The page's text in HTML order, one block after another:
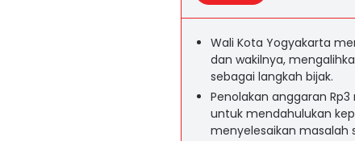
Wali Kota Yogyakarta
dan wakilnya,
sebagai langkah bijak.
Penolakan anggaran
untuk mendahulukan
menyelesaikan masalah